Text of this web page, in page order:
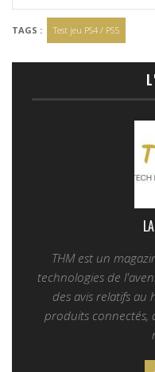
TAGS : Test jeu PS4 / PS5
THM est un
technologies de
des avis relatifs au
produits connectés,